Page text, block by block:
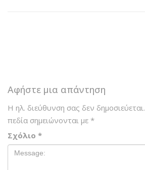
Αφήστε μια απάντηση
Η ηλ. διεύθυνση σας δεν δημοσιεύεται.
πεδία σημειώνονται με *
Σχόλιο *